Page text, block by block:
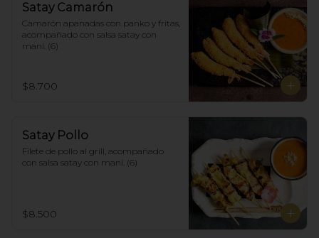
Satay Camarón
Camarón apanadas con panko y fritas,
acompañado con salsa satay con
maní. (6)
$8.700
Satay Pollo
Filete de pollo al grill, acompañado
con salsa satay con maní. (6)
$8.500